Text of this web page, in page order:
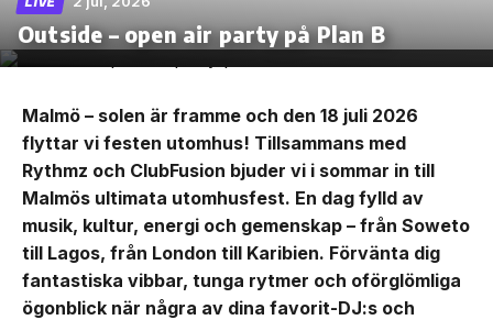
Outside – open air party på Plan B
Malmö – solen är framme och den 18 juli 2026
flyttar vi festen utomhus! Tillsammans med
Rythmz och ClubFusion bjuder vi i sommar in till
Malmös ultimata utomhusfest. En dag fylld av
musik, kultur, energi och gemenskap – från Soweto
till Lagos, från London till Karibien. Förvänta dig
fantastiska vibbar, tunga rytmer och oförglömliga
ögonblick när några av dina favorit-DJ:s och